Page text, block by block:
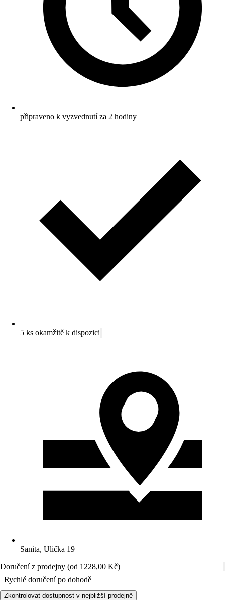
připraveno k vyzvednutí za 2 hodiny
5 ks okamžitě k dispozici
Sanita, Ulička 19
Doručení z prodejny (od 1228,00 Kč)
Rychlé doručení po dohodě
Zkontrolovat dostupnost v nejbližší prodejně